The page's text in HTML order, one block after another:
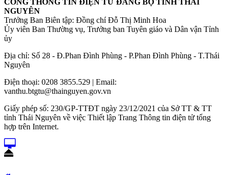
CỔNG THÔNG TIN ĐIỆN TỬ ĐẢNG BỘ TỈNH THÁI
NGUYÊN
Trưởng Ban Biên tập: Đồng chí Đỗ Thị Minh Hoa
Ủy viên Ban Thường vụ, Trưởng ban Tuyên giáo và Dân vận Tỉnh
ủy
Địa chỉ: Số 28 - Đ.Phan Đình Phùng - P.Phan Đình Phùng - T.Thái
Nguyên
Điện thoại: 0208 3855.529 | Email:
vanthu.btgtu@thainguyen.gov.vn
Giấy phép số: 230/GP-TTĐT ngày 23/12/2021 của Sở TT & TT
tỉnh Thái Nguyên về việc Thiết lập Trang Thông tin điện tử tổng
hợp trên Internet.